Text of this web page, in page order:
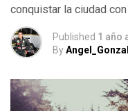
conquistar la ciudad
Published 1 año
By